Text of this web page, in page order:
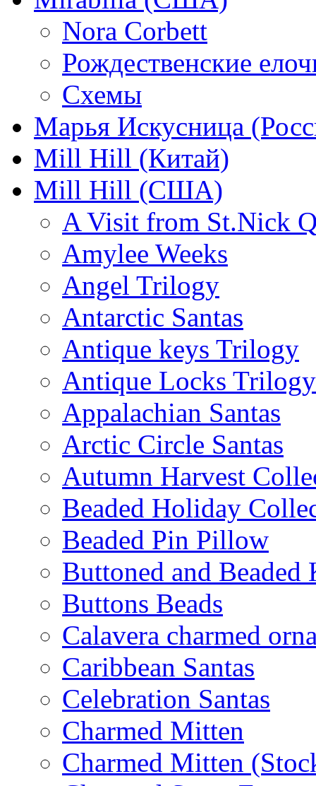
Nora Corbett
Рождественские
Схемы
Марья Искусница
Mill Hill (Китай)
Mill Hill (США)
A Visit from St.Nick
Amylee Weeks
Angel Trilogy
Antarctic Santas
Antique keys Trilogy
Antique Locks Trilogy
Appalachian Santas
Arctic Circle Santas
Autumn Harvest
Beaded Holiday
Beaded Pin Pillow
Buttoned and Beaded
Buttons Beads
Calavera charmed
Caribbean Santas
Celebration Santas
Charmed Mitten
Charmed Mitten